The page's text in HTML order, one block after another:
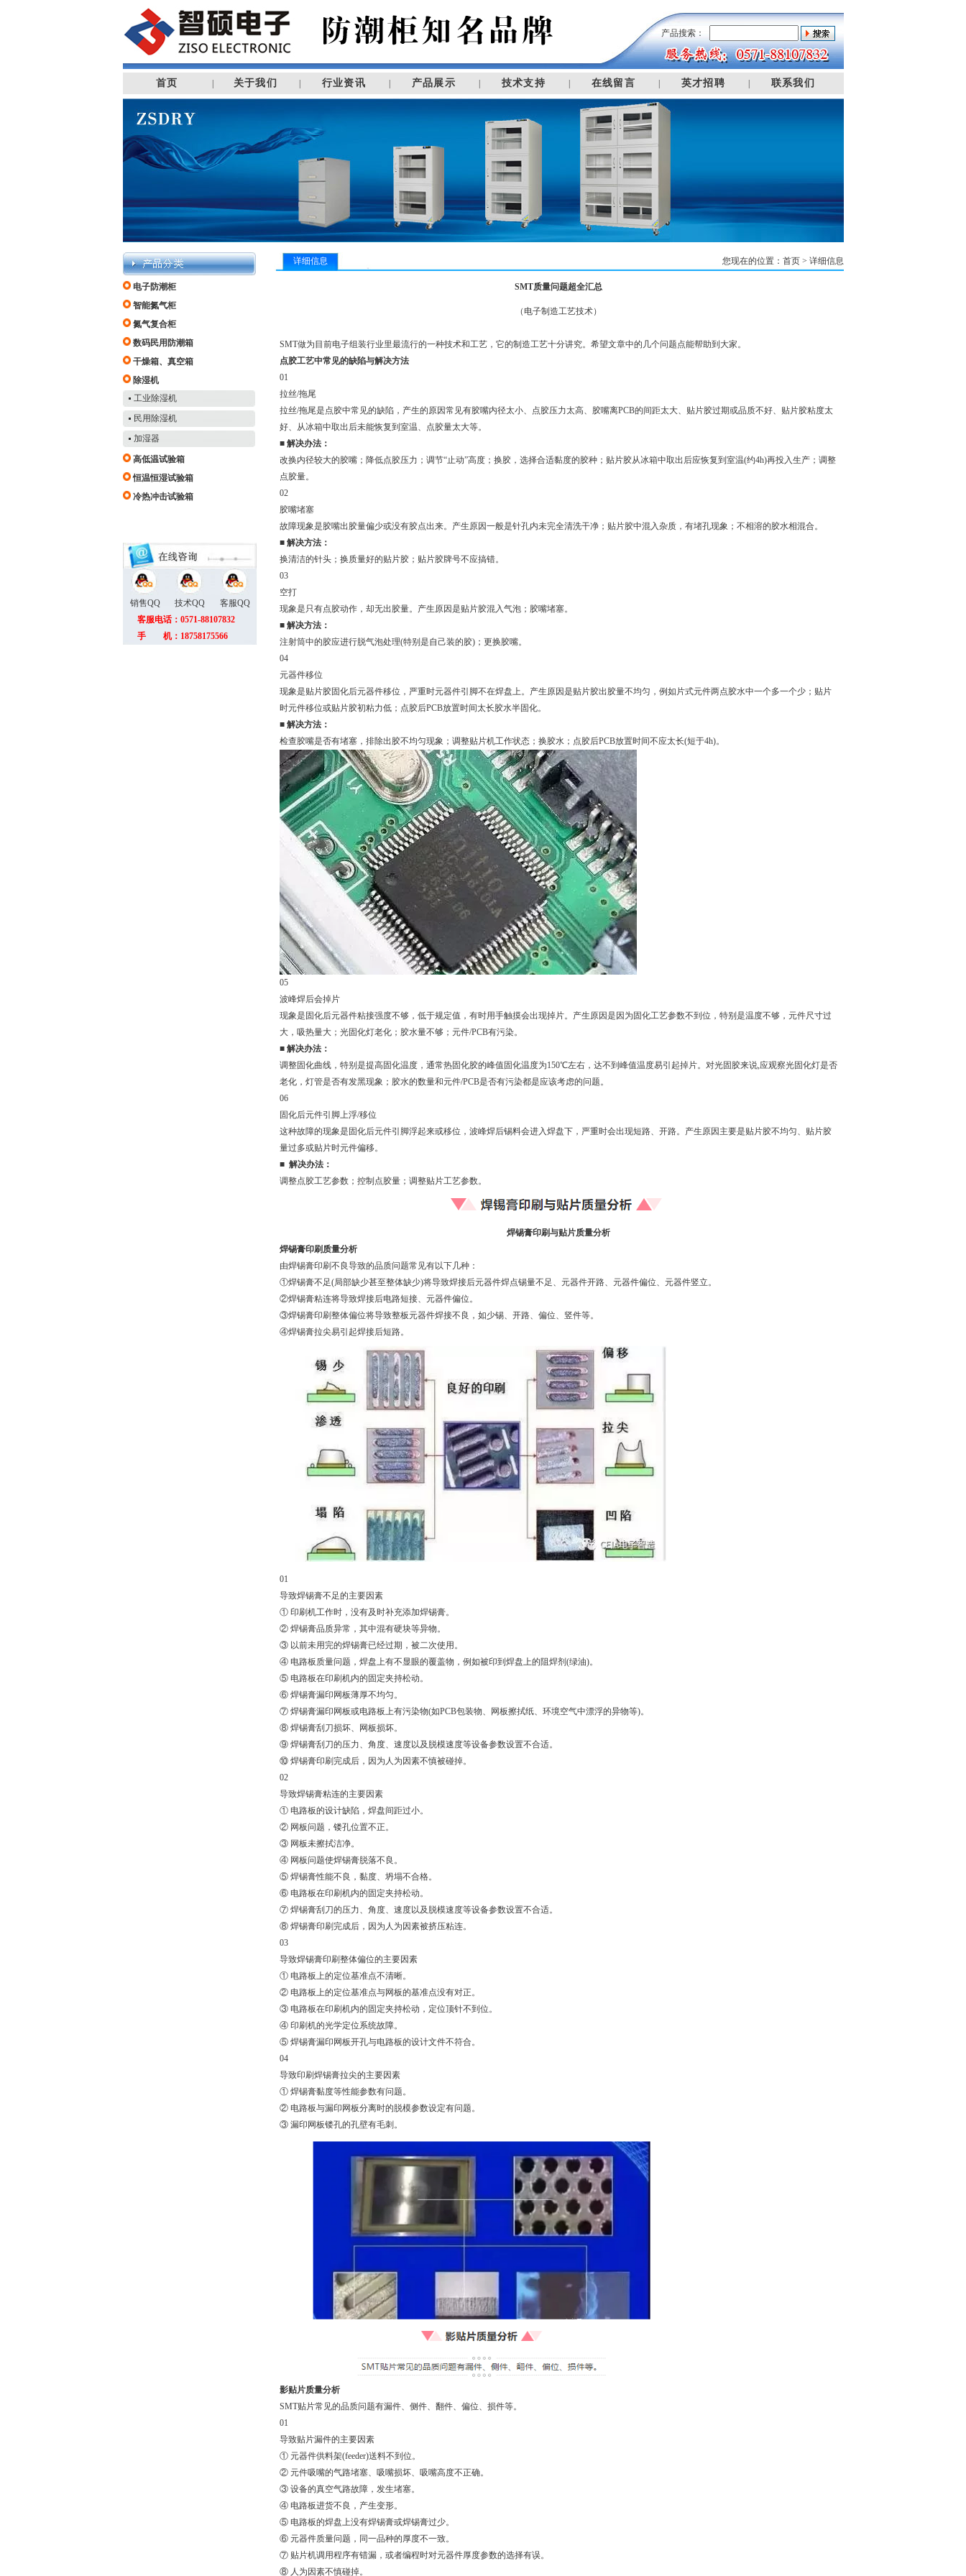
产品搜索：
首页 关于我们 行业资讯 产品展示 技术支持 在线留言 英才招聘 联系我们
电子防潮柜
智能氮气柜
氮气复合柜
数码民用防潮箱
干燥箱、真空箱
除湿机
工业除湿机
民用除湿机
加湿器
高低温试验箱
恒温恒湿试验箱
冷热冲击试验箱
销售QQ 技术QQ
客服QQ
客服电话：0571-88107832
手 机：18758175566
详细信息 您现在的位置： 首页> 详细信息
SMT质量问题超全汇总
（电子制造工艺技术）
SMT做为目前电子组装行业里最流行的一种技术和工艺，它的制造工艺十分讲究。希望文章中的几个问题点能帮助到大家。
点胶工艺中常见的缺陷与解决方法
01
拉丝/拖尾
拉丝/拖尾是点胶中常见的缺陷，产生的原因常见有胶嘴内径太小、点胶压力太高、胶嘴离PCB的间距太大、贴片胶过期或品质不好、贴片胶粘度太
好、从冰箱中取出后未能恢复到室温、点胶量太大等。
■ 解决办法：
改换内径较大的胶嘴；降低点胶压力；调节“止动”高度；换胶，选择合适黏度的胶种；贴片胶从冰箱中取出后应恢复到室温(约4h)再投入生产；调整
点胶量。
02
胶嘴堵塞
故障现象是胶嘴出胶量偏少或没有胶点出来。产生原因一般是针孔内未完全清洗干净；贴片胶中混入杂质，有堵孔现象；不相溶的胶水相混合。
■ 解决方法：
换清洁的针头；换质量好的贴片胶；贴片胶牌号不应搞错。
03
空打
现象是只有点胶动作，却无出胶量。产生原因是贴片胶混入气泡；胶嘴堵塞。
■ 解决方法：
注射筒中的胶应进行脱气泡处理(特别是自己装的胶)；更换胶嘴。
04
元器件移位
现象是贴片胶固化后元器件移位，严重时元器件引脚不在焊盘上。产生原因是贴片胶出胶量不均匀，例如片式元件两点胶水中一个多一个少；贴片
时元件移位或贴片胶初粘力低；点胶后PCB放置时间太长胶水半固化。
■ 解决方法：
检查胶嘴是否有堵塞，排除出胶不均匀现象；调整贴片机工作状态；换胶水；点胶后PCB放置时间不应太长(短于4h)。
05
波峰焊后会掉片
现象是固化后元器件粘接强度不够，低于规定值，有时用手触摸会出现掉片。产生原因是因为固化工艺参数不到位，特别是温度不够，元件尺寸过
大，吸热量大；光固化灯老化；胶水量不够；元件/PCB有污染。
■ 解决办法：
调整固化曲线，特别是提高固化温度，通常热固化胶的峰值固化温度为150℃左右，达不到峰值温度易引起掉片。对光固胶来说,应观察光固化灯是否
老化，灯管是否有发黑现象；胶水的数量和元件/PCB是否有污染都是应该考虑的问题。
06
固化后元件引脚上浮/移位
这种故障的现象是固化后元件引脚浮起来或移位，波峰焊后锡料会进入焊盘下，严重时会出现短路、开路。产生原因主要是贴片胶不均匀、贴片胶
量过多或贴片时元件偏移。
■ 解决办法：
调整点胶工艺参数；控制点胶量；调整贴片工艺参数。
焊锡膏印刷与贴片质量分析
焊锡膏印刷质量分析
由焊锡膏印刷不良导致的品质问题常见有以下几种：
①焊锡膏不足(局部缺少甚至整体缺少)将导致焊接后元器件焊点锡量不足、元器件开路、元器件偏位、元器件竖立。
②焊锡膏粘连将导致焊接后电路短接、元器件偏位。
③焊锡膏印刷整体偏位将导致整板元器件焊接不良，如少锡、开路、偏位、竖件等。
④焊锡膏拉尖易引起焊接后短路。
01
导致焊锡膏不足的主要因素
① 印刷机工作时，没有及时补充添加焊锡膏。
② 焊锡膏品质异常，其中混有硬块等异物。
③ 以前未用完的焊锡膏已经过期，被二次使用。
④ 电路板质量问题，焊盘上有不显眼的覆盖物，例如被印到焊盘上的阻焊剂(绿油)。
⑤ 电路板在印刷机内的固定夹持松动。
⑥ 焊锡膏漏印网板薄厚不均匀。
⑦ 焊锡膏漏印网板或电路板上有污染物(如PCB包装物、网板擦拭纸、环境空气中漂浮的异物等)。
⑧ 焊锡膏刮刀损坏、网板损坏。
⑨ 焊锡膏刮刀的压力、角度、速度以及脱模速度等设备参数设置不合适。
⑩ 焊锡膏印刷完成后，因为人为因素不慎被碰掉。
02
导致焊锡膏粘连的主要因素
① 电路板的设计缺陷，焊盘间距过小。
② 网板问题，镂孔位置不正。
③ 网板未擦拭洁净。
④ 网板问题使焊锡膏脱落不良。
⑤ 焊锡膏性能不良，黏度、坍塌不合格。
⑥ 电路板在印刷机内的固定夹持松动。
⑦ 焊锡膏刮刀的压力、角度、速度以及脱模速度等设备参数设置不合适。
⑧ 焊锡膏印刷完成后，因为人为因素被挤压粘连。
03
导致焊锡膏印刷整体偏位的主要因素
① 电路板上的定位基准点不清晰。
② 电路板上的定位基准点与网板的基准点没有对正。
③ 电路板在印刷机内的固定夹持松动，定位顶针不到位。
④ 印刷机的光学定位系统故障。
⑤ 焊锡膏漏印网板开孔与电路板的设计文件不符合。
04
导致印刷焊锡膏拉尖的主要因素
① 焊锡膏黏度等性能参数有问题。
② 电路板与漏印网板分离时的脱模参数设定有问题。
③ 漏印网板镂孔的孔壁有毛刺。
影贴片质量分析
SMT贴片常见的品质问题有漏件、侧件、翻件、偏位、损件等。
01
导致贴片漏件的主要因素
① 元器件供料架(feeder)送料不到位。
② 元件吸嘴的气路堵塞、吸嘴损坏、吸嘴高度不正确。
③ 设备的真空气路故障，发生堵塞。
④ 电路板进货不良，产生变形。
⑤ 电路板的焊盘上没有焊锡膏或焊锡膏过少。
⑥ 元器件质量问题，同一品种的厚度不一致。
⑦ 贴片机调用程序有错漏，或者编程时对元器件厚度参数的选择有误。
⑧ 人为因素不慎碰掉。